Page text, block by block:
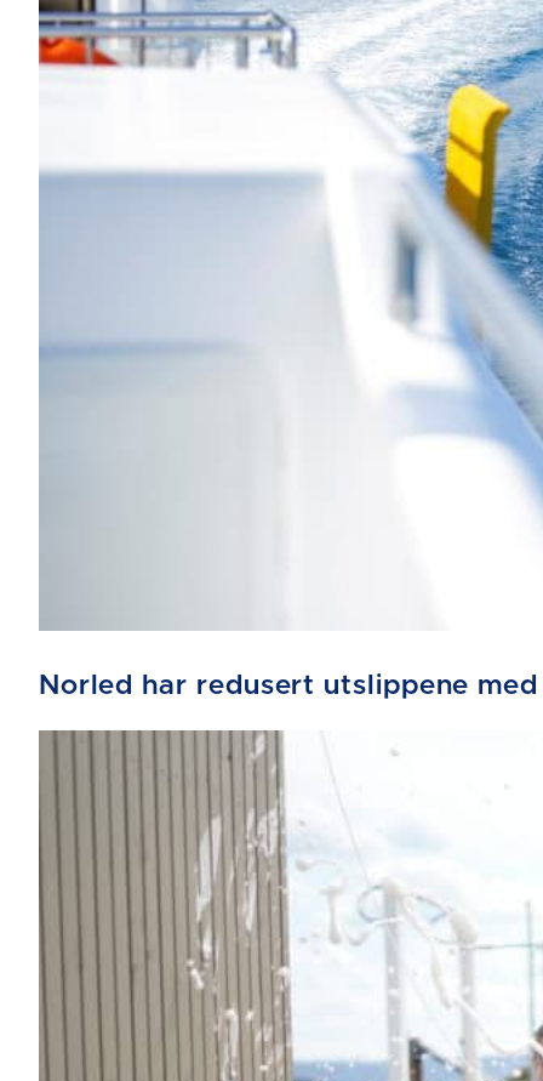
Norled har redusert utslippene